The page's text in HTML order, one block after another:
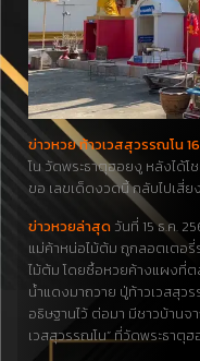
ข่าวหวย ท้าวเวสสุวรรณโน
โน วัดพระธาตุฮอยงู หลังได้
ขอ เลขเด็ดงวดนี้ กลับไปเสี่ย
ข่าวหวยล่าสุด วันที่ 15 ธ.ค.
แม่ค้าหน่อไม้ต้ม ถูกลอตเตอรี่
ไม้ต้ม โดยซื้อหวยค้างแผงที่ต
น้ำแดงมาถวาย ปู่ท้าวเวสสุว
อธิษฐานไว้ ต่อมา มีชาวบ้าน
เวสสุวรรณโน” ที่วัดพระธาตุ